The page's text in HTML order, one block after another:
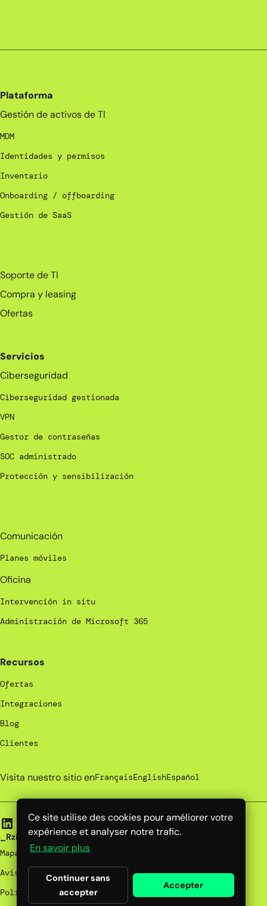
Ce site utilise des cookies pour améliorer votre
expérience et analyser notre trafic.
En savoir plus
Continuer sans
accepter
Accepter
Plataforma
Gestión de activos de TI
MDM
Identidades y permisos
Inventario
Onboarding / offboarding
Gestión de SaaS
Soporte de TI
Compra y leasing
Ofertas
Servicios
Ciberseguridad
Ciberseguridad gestionada
VPN
Gestor de contraseñas
SOC administrado
Protección y sensibilización
Comunicación
Planes móviles
Oficina
Intervención in situ
Administración de Microsoft 365
Recursos
Ofertas
Integraciones
Blog
Clientes
Visita nuestro sitio enFrançaisEnglishEspañol
_Rzilient | 2026
Mapa del sitio
Avisos legales
Política de privacidad